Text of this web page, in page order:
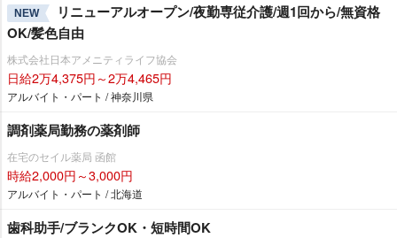
NEW
リニューアルオープン/夜勤専従介護/週1回から/無資格
OK/髪色自由
株式会社日本アメニティライフ協会
日給2万4,375円～2万4,465円
アルバイト・パート / 神奈川県
調剤薬局勤務の薬剤師
在宅のセイル薬局 函館
時給2,000円～3,000円
アルバイト・パート / 北海道
歯科助手/ブランクOK・短時間OK